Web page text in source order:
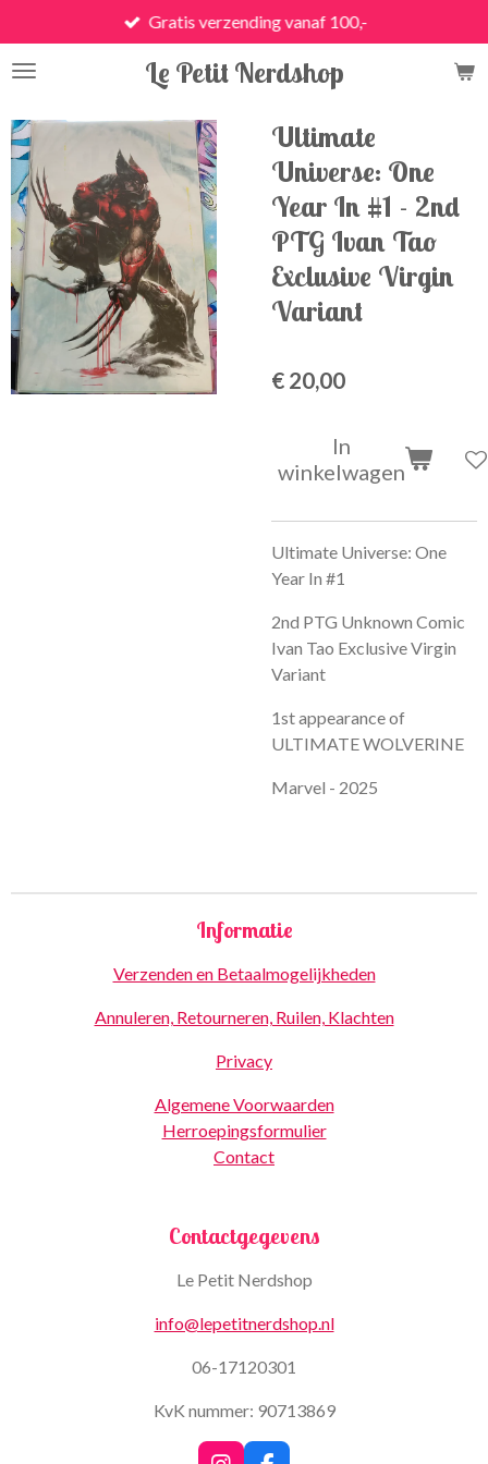
direct
naar
hoofdinhoud
Le Petit Nerdshop
Gratis verzending vanaf 100,-
Ultimate
Universe: One
Year In #1 - 2nd
PTG Ivan Tao
Exclusive Virgin
Variant
€ 20,00
In
winkelwagen
Ultimate Universe: One
Year In #1
2nd PTG Unknown Comic
Ivan Tao Exclusive Virgin
Variant
1st appearance of
ULTIMATE WOLVERINE
Marvel - 2025
Informatie
Verzenden en Betaalmogelijkheden
Annuleren, Retourneren, Ruilen, Klachten
Privacy
Algemene Voorwaarden
Herroepingsformulier
Contact
Contactgegevens
Le Petit Nerdshop
info@lepetitnerdshop.nl
06-17120301
KvK nummer: 90713869